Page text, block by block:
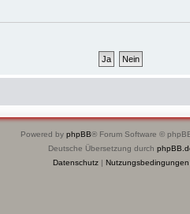
Powered by phpBB® Forum Software ©
Deutsche Übersetzung durch
Datenschutz| Nutzungsbedingungen